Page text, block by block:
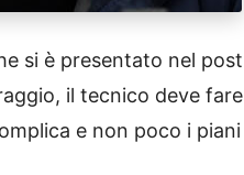
si è presentato nel
il tecnico deve
e non poco i